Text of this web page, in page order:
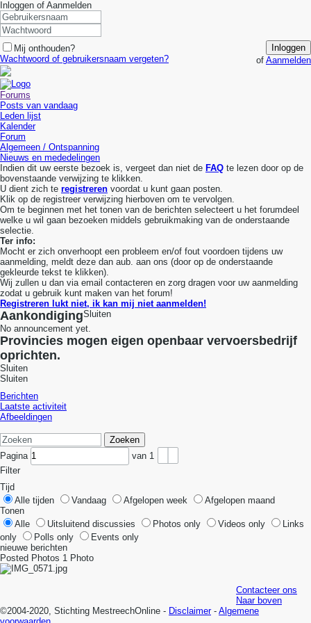
Inloggen of Aanmelden
Mij onthouden?
Inloggen
Wachtwoord of gebruikersnaam vergeten?
of Aanmelden
Forums
Posts van vandaag
Leden lijst
Kalender
Forum
Algemeen / Ontspanning
Nieuws en mededelingen
Indien dit uw eerste bezoek is, vergeet dan niet de FAQ te lezen door op de
bovenstaande verwijzing te klikken.
U dient zich te registreren voordat u kunt gaan posten.
Klik op de registreer verwijzing hierboven om te vervolgen.
Om te beginnen met het tonen van de berichten selecteert u het forumdeel
welke u wil gaan bezoeken middels gebruikmaking van de onderstaande
selectie.
Ter info:
Mocht er zich onverhoopt een probleem en/of fout voordoen tijdens uw
aanmelding, meldt deze dan aub. aan ons (door op de onderstaande
gekleurde tekst te klikken).
Wij zullen u dan via email contacteren en zorg dragen voor uw aanmelding
zodat u gebruik kunt maken van het forum!
Registreren lukt niet, ik kan mij niet aanmelden!
AankondigingSluiten
No announcement yet.
Provincies mogen eigen openbaar vervoersbedrijf
oprichten.
Sluiten
Sluiten
Berichten
Laatste activiteit
Afbeeldingen
Zoeken
Pagina
van 1
Filter
Tijd
Alle tijden
Vandaag Afgelopen week
Afgelopen maand
Tonen
Alle
Uitsluitend discussies Photos only Videos only
Links
only
Polls only
Events only
nieuwe berichten
Posted Photos 1 Photo
Contacteer ons
Naar boven
©2004-2020, Stichting MestreechOnline - Disclaimer- Algemene